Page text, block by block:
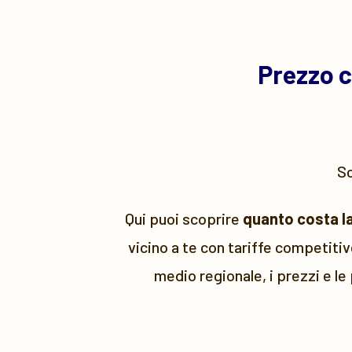
Prezzo
Qui puoi scoprire quanto costa
vicino a te con tariffe
medio regionale, i prezzi e